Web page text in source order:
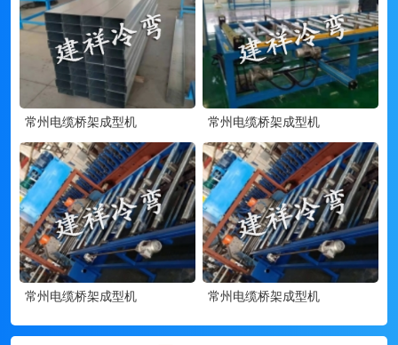
常州电缆桥架成型机 常州电缆桥架成型机
常州电缆桥架成型机 常州电缆桥架成型机